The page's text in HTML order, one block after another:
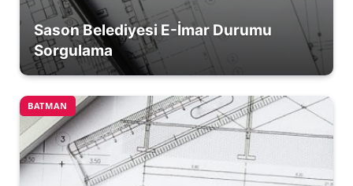
Sason Belediyesi E-İmar Durumu
Sorgulama
BATMAN